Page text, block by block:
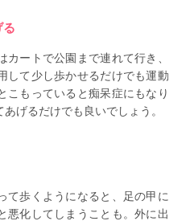
る
カートで公園まで連れて行き、
して少し歩かせるだけでも運動
こもっていると痴呆症にもなり
げるだけでも良いでしょう。
て歩くようになると、足の甲に
悪化してしまうことも。外に出